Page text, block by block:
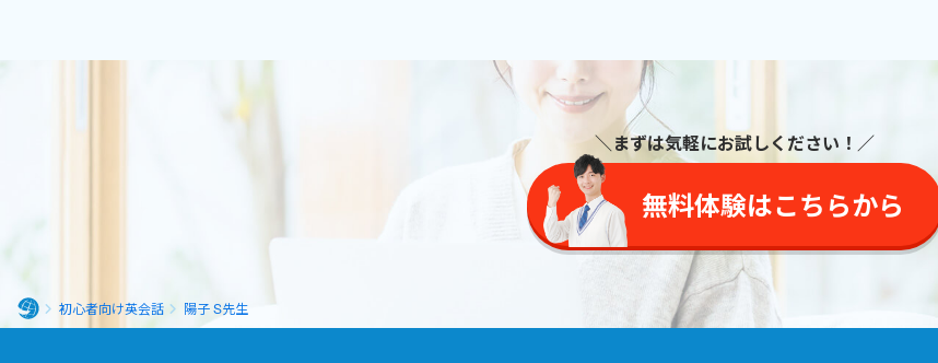
＼まずは気軽にお試しください！／
無料体験はこちらから
初心者向け英会話 陽子 S先生